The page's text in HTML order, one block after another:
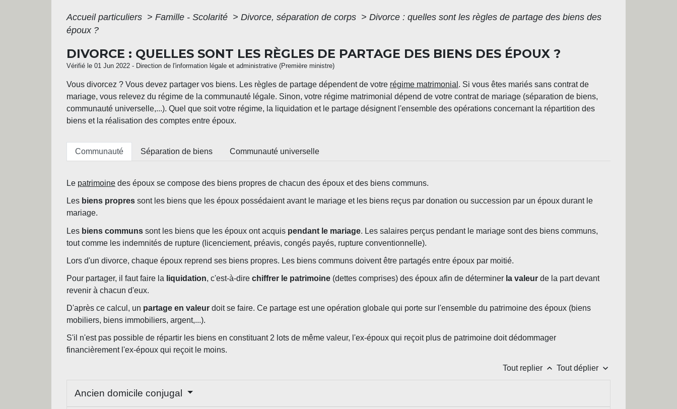
Accueil particuliers > Famille - Scolarité > Divorce, séparation de corps > Divorce : quelles sont les règles de partage des biens des
époux ?
DIVORCE : QUELLES SONT LES RÈGLES DE PARTAGE DES BIENS DES ÉPOUX ?
Vérifié le 01 Jun 2022 - Direction de l'information légale et administrative (Première ministre)
Vous divorcez ? Vous devez partager vos biens. Les règles de partage dépendent de votre régime matrimonial . Si vous êtes mariés sans contrat de
mariage, vous relevez du régime de la communauté légale. Sinon, votre régime matrimonial dépend de votre contrat de mariage (séparation de biens,
communauté universelle,...). Quel que soit votre régime, la liquidation et le partage désignent l'ensemble des opérations concernant la répartition des
biens et la réalisation des comptes entre époux.
Communauté Séparation de biens Communauté universelle
Le patrimoine des époux se compose des biens propres de chacun des époux et des biens communs.
Les biens propres sont les biens que les époux possédaient avant le mariage et les biens reçus par donation ou succession par un époux durant le
mariage.
Les biens communs sont les biens que les époux ont acquis pendant le mariage. Les salaires perçus pendant le mariage sont des biens communs,
tout comme les indemnités de rupture (licenciement, préavis, congés payés, rupture conventionnelle).
Lors d'un divorce, chaque époux reprend ses biens propres. Les biens communs doivent être partagés entre époux par moitié.
Pour partager, il faut faire la liquidation, c'est-à-dire chiffrer le patrimoine (dettes comprises) des époux afin de déterminer la valeur de la part devant
revenir à chacun d'eux.
D'après ce calcul, un partage en valeur doit se faire. Ce partage est une opération globale qui porte sur l'ensemble du patrimoine des époux (biens
mobiliers, biens immobiliers, argent,...).
S'il n'est pas possible de répartir les biens en constituant 2 lots de même valeur, l'ex-époux qui reçoit plus de patrimoine doit dédommager
financièrement l'ex-époux qui reçoit le moins.
Tout replier keyboard_arrow_up Tout déplier keyboard_arrow_down
Ancien domicile conjugal